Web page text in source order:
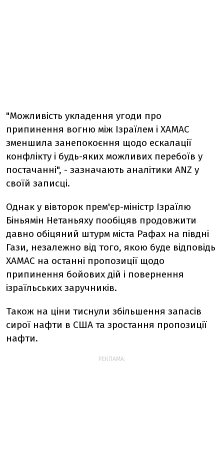
"Можливість укладення угоди про
припинення вогню між Ізраїлем і ХАМАС
зменшила занепокоєння щодо ескалації
конфлікту і будь-яких можливих перебоїв у
постачанні", - зазначають аналітики ANZ у
своїй записці.
Однак у вівторок прем'єр-міністр Ізраїлю
Біньямін Нетаньяху пообіцяв продовжити
давно обіцяний штурм міста Рафах на півдні
Гази, незалежно від того, якою буде відповідь
ХАМАС на останні пропозиції щодо
припинення бойових дій і повернення
ізраїльських заручників.
Також на ціни тиснули збільшення запасів
сирої нафти в США та зростання пропозиції
нафти.
РЕКЛАМА: